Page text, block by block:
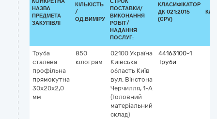
НАЗВА
ПРЕДМЕТА
ЗАКУПІВЛІ
КІЛЬКІСТЬ
/
ОД.ВИМІРУ
ПОСТАВКИ/
ВИКОНАННЯ
РОБІТ/
НАДАННЯ
ПОСЛУГ:
КЛАСИФІКАТОР
ДК 021:2015
(CPV)
Труба
сталева
профільна
прямокутна
30х20х2,0
мм
850
кілограм
02100 Україна
Київська
область Київ
вул. Вінстона
Черчилля, 1-А
(Головний
матеріальний
склад)
44163100-1
Труби